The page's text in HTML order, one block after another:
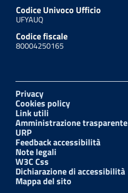
Codice Univoco Ufficio
UFYAUQ
Codice fiscale
80004250165
Privacy
Cookies policy
Link utili
Amministrazione trasparente
URP
Feedback accessibilità
Note legali
W3C Css
Dichiarazione di accessibilità
Mappa del sito